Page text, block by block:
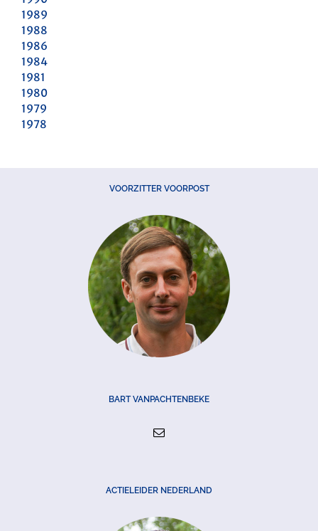
1989
1988
1986
1984
1981
1980
1979
1978
VOORZITTER VOORPOST
BART VANPACHTENBEKE
ACTIELEIDER NEDERLAND